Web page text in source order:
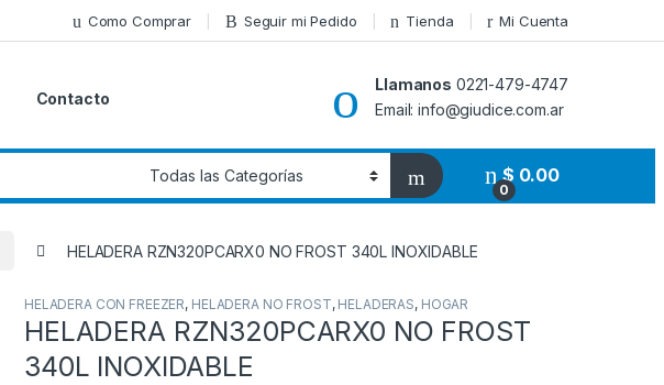
Como Comprar Seguir mi Pedido Tienda Mi Cuenta
Contacto
Llamanos 0221-479-4747
Email: info@giudice.com.ar
0
$ 0.00
HELADERA RZN320PCARX0 NO FROST 340L INOXIDABLE
HELADERA CON FREEZER, HELADERA NO FROST, HELADERAS, HOGAR
HELADERA RZN320PCARX0 NO FROST
340L INOXIDABLE